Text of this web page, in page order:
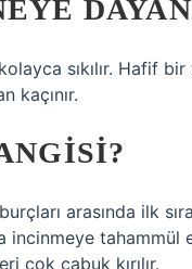
sıkılır. Hafif
kaçınır.
arasında ilk
incinmeye
çok çabuk kırılır.